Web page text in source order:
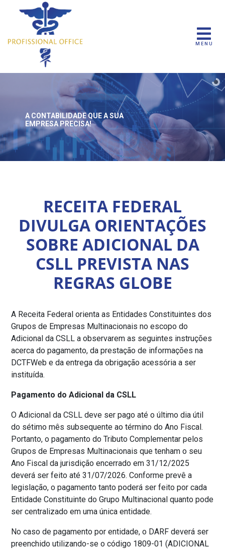
MENU
A CONTABILIDADE QUEA SUA
EMPRESA PRECISA!
RECEITA FEDERAL
DIVULGA ORIENTAÇÕES
SOBRE ADICIONAL DA
CSLL PREVISTA NAS
REGRAS GLOBE
A Receita Federal orienta as Entidades Constituintes dos
Grupos de Empresas Multinacionais no escopo do
Adicional da CSLL a observarem as seguintes instruções
acerca do pagamento, da prestação de informações na
DCTFWeb e da entrega da obrigação acessória a ser
instituída.
Pagamento do Adicional da CSLL
O Adicional da CSLL deve ser pago até o último dia útil
do sétimo mês subsequente ao término do Ano Fiscal.
Portanto, o pagamento do Tributo Complementar pelos
Grupos de Empresas Multinacionais que tenham o seu
Ano Fiscal da jurisdição encerrado em 31/12/2025
deverá ser feito até 31/07/2026. Conforme prevê a
legislação, o pagamento tanto poderá ser feito por cada
Entidade Constituinte do Grupo Multinacional quanto pode
ser centralizado em uma única entidade.
No caso de pagamento por entidade, o DARF deverá ser
preenchido utilizando-se o código 1809-01 (ADICIONAL